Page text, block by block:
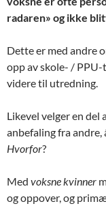
radaren» og ikke
Dette er med andre
opp av skole- /
videre til utredning.
Likevel velger en del
anbefaling fra andre,
Hvorfor?
Med voksne kvinner
og oppover, og